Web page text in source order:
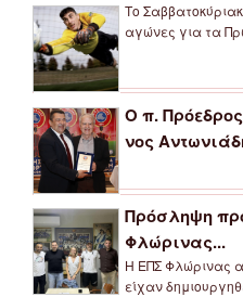
Το
αγώνες για τα
Ο π.
νος
Πρόσληψη
Φλώρινας...
Η ΕΠΣ Φλώρινας
είχαν